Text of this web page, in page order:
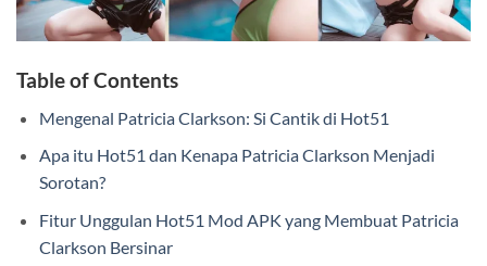
Table of Contents
Mengenal Patricia Clarkson: Si Cantik di Hot51
Apa itu Hot51 dan Kenapa Patricia Clarkson Menjadi
Sorotan?
Fitur Unggulan Hot51 Mod APK yang Membuat Patricia
Clarkson Bersinar